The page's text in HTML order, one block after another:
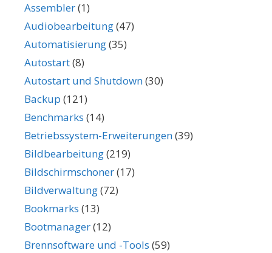
Assembler(1)
Audiobearbeitung(47)
Automatisierung(35)
Autostart(8)
Autostart und Shutdown(30)
Backup (121)
Benchmarks (14)
Betriebssystem-Erweiterungen(39)
Bildbearbeitung(219)
Bildschirmschoner(17)
Bildverwaltung(72)
Bookmarks (13)
Bootmanager(12)
Brennsoftware und -Tools (59)